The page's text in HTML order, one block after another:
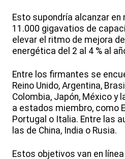
Esto supondría alcanzar en
11.000 gigavatios de
elevar el ritmo de mejora
energética del 2 al 4 % al
Entre los firmantes se
Reino Unido, Argentina,
Colombia, Japón, México y
a estados miembro, como
Portugal o Italia. Entre las
las de China, India o Rusia.
Estos objetivos van en